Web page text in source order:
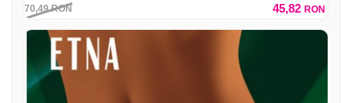
70,49RON 45,82 RON